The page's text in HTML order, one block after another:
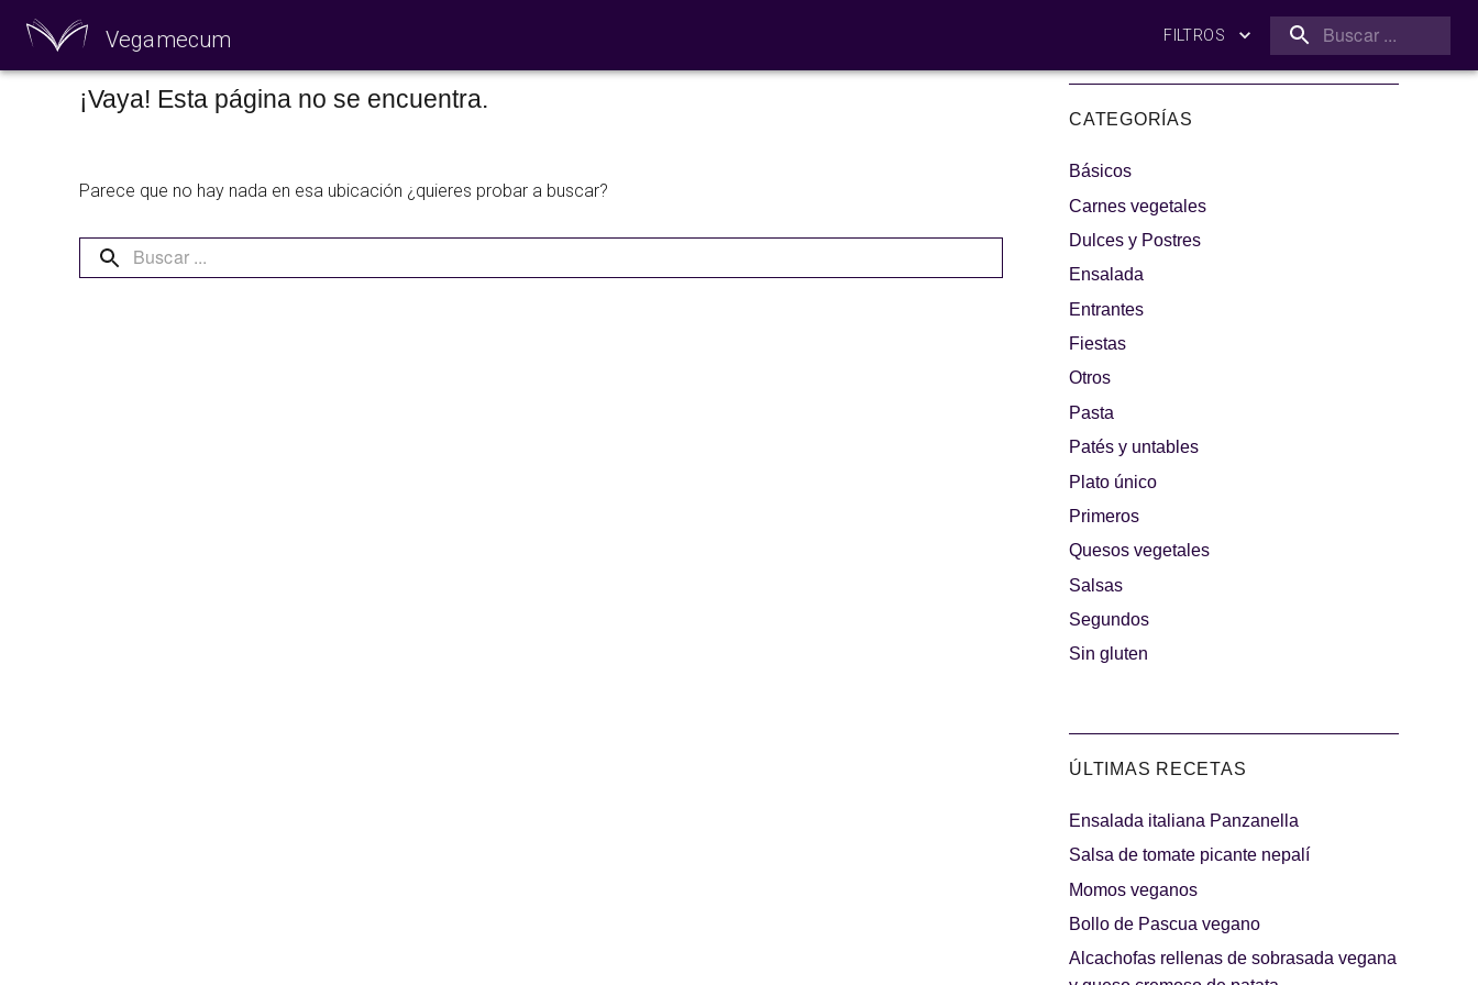
Vegamecum FILTROS
Especial 'Al aire libre'
Ensaladas de
¡A dipear!
Los más dulces
Días de fiesta
¡Vaya! Esta página no se encuentra.
Parece que no hay nada en esa ubicación ¿quieres probar a buscar?
CATEGORÍAS
Básicos
Carnes vegetales
Dulces y Postres
Ensalada
Entrantes
Fiestas
Otros
Pasta
Patés y untables
Plato único
Primeros
Quesos vegetales
Salsas
Segundos
Sin gluten
ÚLTIMAS RECETAS
Ensalada italiana Panzanella
Salsa de tomate picante nepalí
Momos veganos
Bollo de Pascua vegano
Alcachofas rellenas de sobrasada vegana